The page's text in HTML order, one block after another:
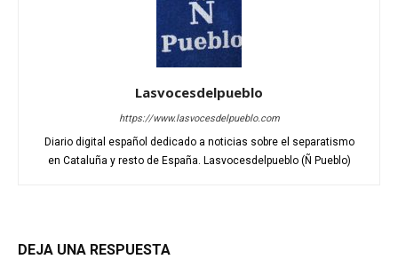
Lasvocesdelpueblo
https://www.lasvocesdelpueblo.com
Diario digital español dedicado a noticias sobre el separatismo
en Cataluña y resto de España. Lasvocesdelpueblo (Ñ Pueblo)
DEJA UNA RESPUESTA